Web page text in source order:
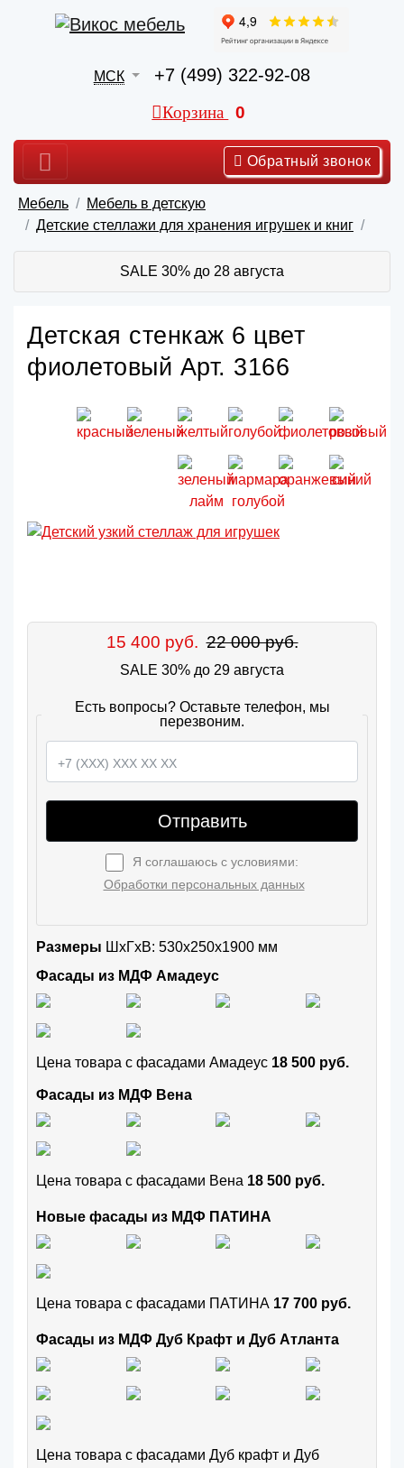
МСК +7 (499) 322-92-08
Корзина 0
Обратный звонок
Мебель
Мебель в детскую
Детские стеллажи для хранения игрушек и книг
SALE 30% до 28 августа
Детская стенкаж 6 цвет
фиолетовый Арт. 3166
15 400 руб. 22 000 руб.
SALE 30% до 29 августа
Есть вопросы? Оставьте телефон, мы
перезвоним.
Отправить
Я соглашаюсь с условиями:
Обработки персональных данных
Размеры ШxГхВ: 530x250x1900 мм
Фасады из МДФ Амадеус
Цена товара с фасадами Амадеус 18 500 руб.
Фасады из МДФ Вена
Цена товара с фасадами Вена 18 500 руб.
Новые фасады из МДФ ПАТИНА
Цена товара с фасадами ПАТИНА 17 700 руб.
Фасады из МДФ Дуб Крафт и Дуб Атланта
Цена товара с фасадами Дуб крафт и Дуб